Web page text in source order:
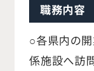
職務内容
○各県内の
係施設へ訪